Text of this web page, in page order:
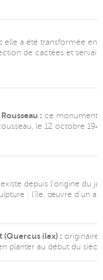
elle a été transformée en
de cactées et servait
: ce monument
le 12 octobre
depuis l'origine du
: l'île, œuvre d'un
(Quercus ilex) : originaire
planter au début du